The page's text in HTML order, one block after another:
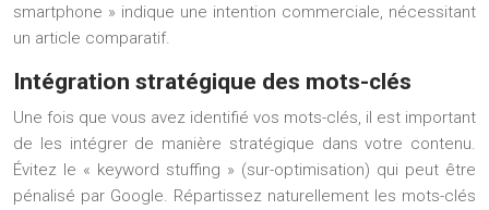
smartphone » indique une intention commerciale, nécessitant
un article comparatif.
Intégration stratégique des mots-clés
Une fois que vous avez identifié vos mots-clés, il est important
de les intégrer de manière stratégique dans votre contenu.
Évitez le « keyword stuffing » (sur-optimisation) qui peut être
pénalisé par Google. Répartissez naturellement les mots-clés